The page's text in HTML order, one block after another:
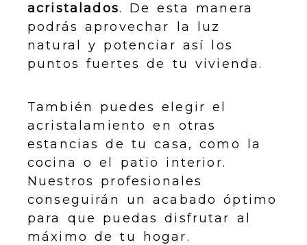
acristalados. De esta manera
podrás aprovechar la luz
natural y potenciar así los
puntos fuertes de tu vivienda.
También puedes elegir el
acristalamiento en otras
estancias de tu casa, como la
cocina o el patio interior.
Nuestros profesionales
conseguirán un acabado óptimo
para que puedas disfrutar al
máximo de tu hogar.